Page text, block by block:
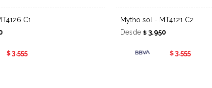
C1
$ 3.555
Mytho sol - MT4121 C2
Desde $ 3.950
$ 3.555